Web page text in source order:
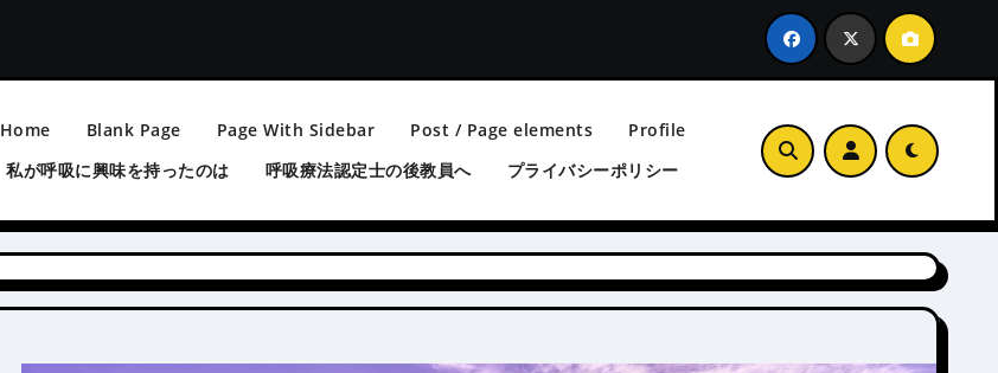
Home Blank Page Page With Sidebar Post / Page elements
Profile
私が呼吸に興味を持ったのは
呼吸療法認定士の後教員へ プライバシーポリシー